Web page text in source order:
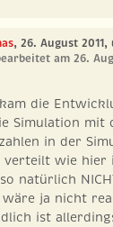
, 26. August 2011,
am 26.
die
Simulation mit
in der
verteilt wie hier
natürlich
wäre ja nicht
ist